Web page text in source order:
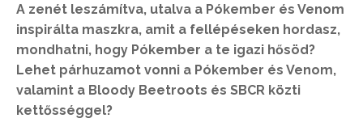
A zenét leszámítva, utalva a Pókember és Venom
inspirálta maszkra, amit a fellépéseken hordasz,
mondhatni, hogy Pókember a te igazi hősöd?
Lehet párhuzamot vonni a Pókember és Venom,
valamint a Bloody Beetroots és SBCR közti
kettősséggel?